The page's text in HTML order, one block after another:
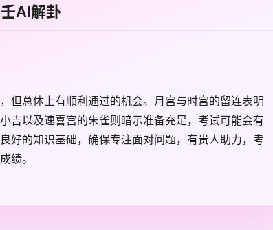
AI解卦
但总体上有顺利通过的机会。月宫与时宫的留连表明
吉以及速喜宫的朱雀则暗示准备充足，考试可能会有
好的知识基础，确保专注面对问题，有贵人助力，考
绩。